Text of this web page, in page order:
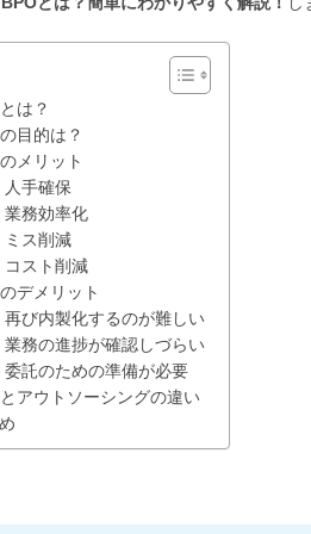
は？
目的は？
メリット
人手確保
業務効率化
ミス削減
コスト削減
デメリット
再び内製化するのが難しい
業務の進捗が確認しづらい
委託のための準備が必要
アウトソーシングの違い